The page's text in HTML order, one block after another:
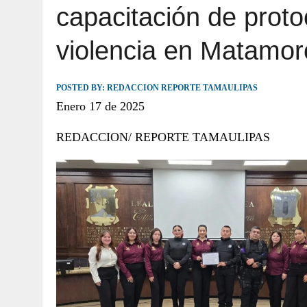
JULIO 30, 2026 TAMAULIPAS TE INVITA A DESCUBRIR EL
capacitación de
violencia en
POSTED BY: REDACCION REPORTE TAMAULIPAS
Enero 17 de 2025
REDACCION/ REPORTE TAMAULIPAS